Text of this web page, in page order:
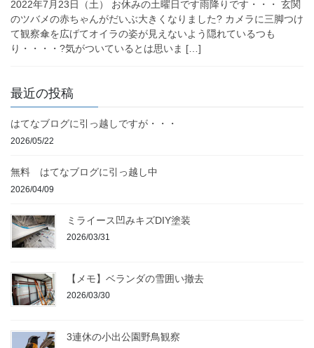
2022年7月23日（土） お休みの土曜日です雨降りです・・・ 玄関
のツバメの赤ちゃんがだいぶ大きくなりました? カメラに三脚つけ
て観察傘を広げてオイラの姿が見えないよう隠れているつも
り・・・・?気がついているとは思いま […]
最近の投稿
はてなブログに引っ越しですが・・・
2026/05/22
無料 はてなブログに引っ越し中
2026/04/09
ミライース凹みキズDIY塗装
2026/03/31
【メモ】ベランダの雪囲い撤去
2026/03/30
3連休の小出公園野鳥観察